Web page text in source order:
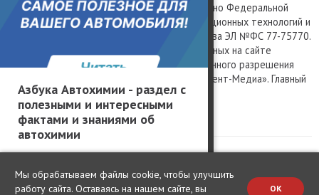
Азбука Автохимии - раздел с
полезными и интересными
фактами и знаниями об
автохимии
Сетевое издание «Kolesa.ru», зарегистрировано Федеральной
службой по надзору в сфере связи, информационных технологий и
массовых коммуникаций, номер свидетельства ЭЛ №ФС 77-75770.
Любое использование материалов, размещенных на сайте
www.kolesa.ru, допускается только с письменного разрешения
правообладателя. Учредитель ООО «Президент-Медиа». Главный
редактор Баландин М.А. 0+
Политика конфиденциальности
Мы обрабатываем файлы cookie, чтобы улучшить
работу сайта. Оставаясь на нашем сайте, вы
OK